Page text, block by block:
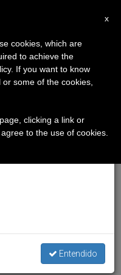
×
haremos la pausa
periodo de verano
y también el
Entendido
x
cookies, which are
to achieve the
If you want to know
some of the cookies,
clicking a link or
to the use of cookies.